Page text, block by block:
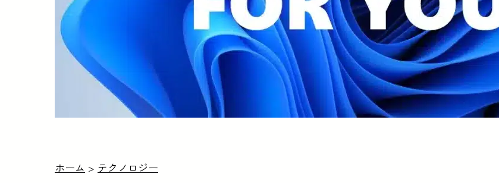
ホーム > テクノロジー